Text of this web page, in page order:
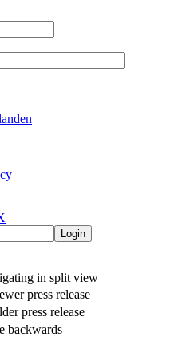
Login
in split view
press release
press release
backwards